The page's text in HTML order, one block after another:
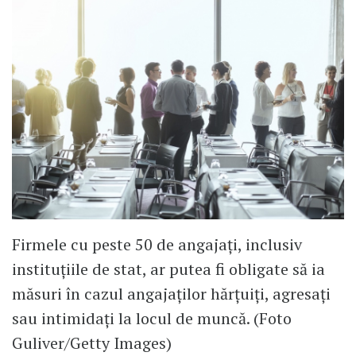
Firmele cu peste 50 de angajați, inclusiv
instituțiile de stat, ar putea fi obligate să ia
măsuri în cazul angajaților hărțuiți, agresați
sau intimidați la locul de muncă. (Foto
Guliver/Getty Images)